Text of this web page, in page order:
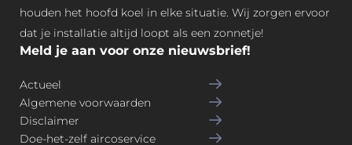
houden het hoofd koel in elke situatie. Wij zorgen ervoor
dat je installatie altijd loopt als een zonnetje!
Meld je aan voor onze nieuwsbrief!
Actueel
Algemene voorwaarden
Disclaimer
Doe-het-zelf aircoservice